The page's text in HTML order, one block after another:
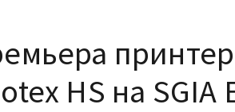
HS на SGIA